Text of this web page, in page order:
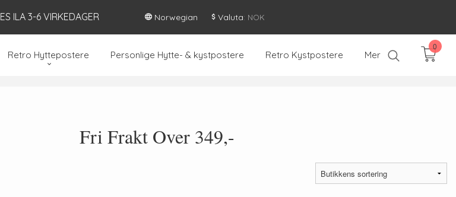
ILA 3-6 VIRKEDAGER Norwegian Valuta: NOK
Retro Hyttepostere Personlige Hytte- & kystpostere Retro Kystpostere Mer
0
Fri Frakt Over 349,-